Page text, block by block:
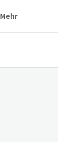
Mehr